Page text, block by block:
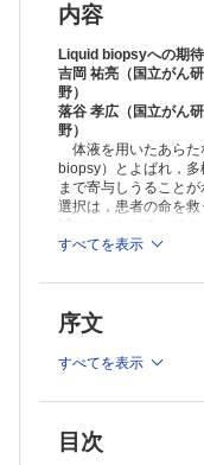
救急医学－現状と課題
心肺蘇生と救急医療
篤
Sustainable
運動器検診と小児運
TOPICS
免疫学 T 細胞を若返
吉村昭彦
消化器内科学 習慣飲
（CDT）”のわが国に
病理学 褐色細胞腫
FORUM
Choosing Wisely キャ
ドライン：Minds の
パリから見えるこの
内容
Liquid biopsyへの期
吉岡 祐亮（国立がん
野）
落谷 孝広（国立がん
野）
体液を用いたあらた
biopsy）とよばれ，
まで寄与しうること
選択は，患者の命を
減にもつながる．リ
りだけではなく，患者
※本製品はPCでの閲
製品のご購入後、「購
最新版
すべてを表示
序文
すべてを表示
目次